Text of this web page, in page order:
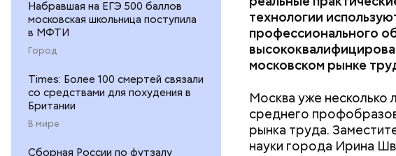
Набравшая на ЕГЭ 500 баллов
московская школьница поступила
в МФТИ
Город
Times: Более 100 смертей связали
со средствами для похудения в
Британии
В мире
Сборная России по футзалу
технологии
профессионального
московском рынке
Москва уже несколько
среднего
рынка труда.
науки города Ирина
Ребята из
изучение профильных